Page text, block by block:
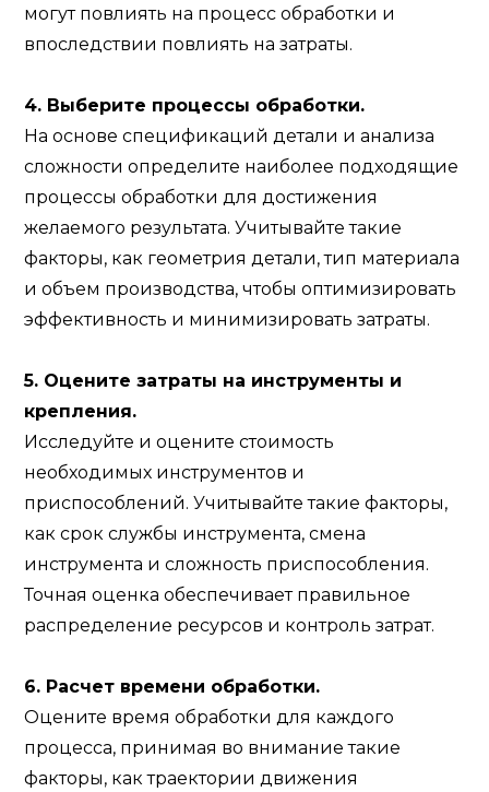
могут повлиять на процесс обработки и
впоследствии повлиять на затраты.
4. Выберите процессы обработки.
На основе спецификаций детали и анализа
сложности определите наиболее подходящие
процессы обработки для достижения
желаемого результата. Учитывайте такие
факторы, как геометрия детали, тип материала
и объем производства, чтобы оптимизировать
эффективность и минимизировать затраты.
5. Оцените затраты на инструменты и
крепления.
Исследуйте и оцените стоимость
необходимых инструментов и
приспособлений. Учитывайте такие факторы,
как срок службы инструмента, смена
инструмента и сложность приспособления.
Точная оценка обеспечивает правильное
распределение ресурсов и контроль затрат.
6. Расчет времени обработки.
Оцените время обработки для каждого
процесса, принимая во внимание такие
факторы, как траектории движения